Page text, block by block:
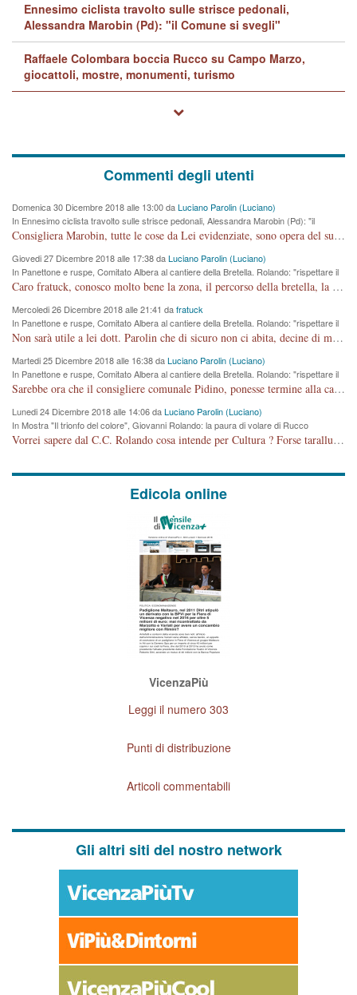
Ennesimo ciclista travolto sulle strisce pedonali,
Alessandra Marobin (Pd): "il Comune si svegli"
Raffaele Colombara boccia Rucco su Campo Marzo,
giocattoli, mostre, monumenti, turismo
Commenti degli utenti
Domenica 30 Dicembre 2018 alle 13:00 daLuciano Parolin (Luciano)
In Ennesimo ciclista travolto sulle strisce pedonali, Alessandra Marobin (Pd): "il
Comune si svegli"
Consigliera Marobin, tutte le cose da Lei evidenziate, sono opera del suo ex Assessore e compagno di Partito Antonio Marco Dalla Pozza Assessore alla "progettazione" di piste ciclabili e altre porcherie. A lui manderei il conto da saldare per incidenti e danni alle persone. E' ora che "finiamola." Avete perso rassegnatevi. qui IL SINDACO RUCCO NON C'ENTRA PER NIENTE. CAPITO!!!!!!!! Amen.
Giovedi 27 Dicembre 2018 alle 17:38 daLuciano Parolin (Luciano)
In Panettone e ruspe, Comitato Albera al cantiere della Bretella. Rolando: "rispettare il
cronoprogramma"
Caro fratuck, conosco molto bene la zona, il percorso della bretella, la situazione dei cittadini, abito in Viale Trento. A partire dal 2003 ho partecipato al Comitato di Maddalene pro bretella, e a riunioni propositive per apportare modifiche al progetto. Numerose mie foto del territorio sono arrivate a Roma, altri miei interventi (non graditi dalla Sx) sono stati pubblicati dal GdV, assieme ad altri come Ciro Asproso, ora favorevole alla bretella. Ho partecipato alla raccolta firme per la chiusura della strada x 5 giorni eseguita dal Sindaco Hullwech per sforamento 180 Micro/g. Pertanto come impegno per la tematica sono apposto con la coscienza. Ora il Progetto è partito, fine! Voglio dire che la nuova Giunta "comunale" non c'entra più. L'opera sarà "malauguratamente" eseguita, ma non con il mio placet. Il Consigliere Comunale dovrebbe capire che la campagna elettorale è finita, con buona pace di tutti. Quello che invece dovrebbe interessare è la proprietà della strada, dall'uscita autostradale Ovest, sino alla Rotatoria dell'Albara, vi sono tre possessori: Autostrade SpA; La Provincia, il Comune. Come la mettiamo per il futuro ? I costi, da 50 sono saliti a 100 milioni di € come dire 20 milioni a KM (!) da non credere. Comunque si farà. Ma nessuno canti Vittoria, anzi meglio non farne un ulteriore fatto "partitico" per questioni elettorali o di seggio. Se mi manda la sua mail, sono disponibile ad inviare i documenti e le foto sopra descritte. Con ossequi, Luciano Parolin
Mercoledi 26 Dicembre 2018 alle 21:41 dafratuck
In Panettone e ruspe, Comitato Albera al cantiere della Bretella. Rolando: "rispettare il
cronoprogramma"
Non sarà utile a lei dott. Parolin che di sicuro non ci abita, decine di migliaia di TIR, automobili e padroncini che passano quotidianamente per una strada appena rotabile, non è più possibile stendere i panni, attraversare la strada senza rischiare la morte, le case stanno crepando, i tempi sono cambiati e la bretella non passerà assolutamente per maddalene (ma cosa sta a dire?!), dia invece responsabilità a chi ha costruito tagliando la strada che doveva invece terminare a isola vicentina e non al moracchino lasciando Motta di Costabissara ancora in panne di traffico. I tempi sono cambiati dottore e se l'anagrafe della vita stagna nell'essere umano impressioni conservatrici, la società non le considera perchè va avanti, si industrializza e ha bisogno di infrastrutture e di sviluppo. Ultima considerazione, se è geloso di Rolando perchè vede in lui solo campagne politiche mentre si difendono i SOLI diritti dei cittadini, la preghiamo faccia considerazioni più appropriate. Saluti e complimenti per i suoi scritti.
Martedi 25 Dicembre 2018 alle 16:38 daLuciano Parolin (Luciano)
In Panettone e ruspe, Comitato Albera al cantiere della Bretella. Rolando: "rispettare il
cronoprogramma"
Sarebbe ora che il consigliere comunale Pidino, ponesse termine alla campagna elettorale nel territorio del suo seggio Villaggio del Sole. La tiraca è iniziata, distruggerà 6 km di prateria ovest della città, ricca di fonti e sorgenti d'acqua. I cittadini di Maddalene non avranno più Pace la notte. Molta colpa per la costruzione di questa Strada è proprio del signor Rolando,dei suoi gazebo mobili e che vuol far passare questa opera VANDALICA come progetto "utile" a chi ? Non è cosa seria sig. Rolando!
Lunedi 24 Dicembre 2018 alle 14:06 daLuciano Parolin (Luciano)
In Mostra "Il trionfo del colore", Giovanni Rolando: la paura di volare di Rucco
Vorrei sapere dal C.C. Rolando cosa intende per Cultura ? Forse tarallucci, vino e sagre, o spaghetti tricolori del PD ? Il continuo (s)parlare della mostra a Palazzo Chiericati caro consigliere DANNEGGIA FORTEMENTE l'immagine della città TUTTA e fa deviare i consensi che in RUSSIA (badi bene ex U.R.S.S.) sono ECCELLENTI. A livello artistico l'evento è di alta Valenza culturale, COMPITO di Tutta la Cittadinanza fare il possibile per propagandare l'iniziativa senza farne UN CASO PARTITICO come fa Lei da sempre. Meno Gazebo + Partecipazione! E così sia. Amen.
Edicola online
VicenzaPiù
Leggi il numero 303
Punti di distribuzione
Articoli commentabili
Gli altri siti del nostro network